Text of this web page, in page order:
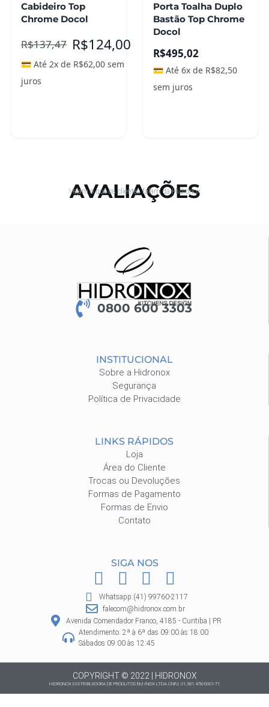
Cabideiro Top
Chrome Docol
R$137,47 R$124,00
💳 Até 2x de R$62,00 sem
juros
Porta Toalha Duplo
Bastão Top Chrome
Docol
R$495,02
💳 Até 6x de R$82,50
sem juros
AVALIAÇÕES
Vejam o que os clientes falam da Hidronox
0800 600 3303
INSTITUCIONAL
Sobre a Hidronox
Segurança
Política de Privacidade
LINKS RÁPIDOS
Loja
Área do Cliente
Trocas ou Devoluções
Formas de Pagamento
Formas de Envio
Contato
SIGA NOS
F
a
c
e
b
o
o
k
I
n
s
t
a
g
r
a
P
i
n
t
e
r
e
s
W
h
a
t
a
p
p
Whatsapp:(41) 99760-2117
falecom@hidronox.com.br
Avenida Comendador Franco, 4185 - Curitiba | PR
Atendimento: 2ª à 6ª das 09:00 às 18:00
Sábados 09:00 às 12:45
COPYRIGHT © 2022 | HIDRONOX
HIDRONOX DISTRIBUIDORA DE PRODUTOS EM INOX LTDA CNPJ: 01.381.478/0001-71